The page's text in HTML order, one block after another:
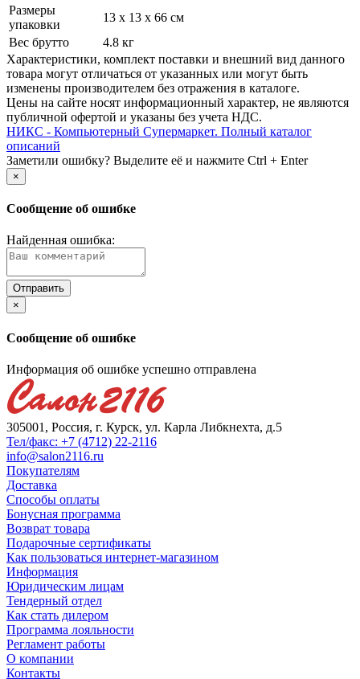
Размеры
упаковки
13 x 13 x 66 см
Вес брутто
4.8 кг
Xарактеристики, комплект поставки и внешний вид данного
товара могут отличаться от указанных или могут быть
изменены производителем без отражения в каталоге.
Цены на сайте носят информационный характер, не являются
публичной офертой и указаны без учета НДС.
НИКС - Компьютерный Cупермаркет. Полный каталог
описаний
Заметили ошибку? Выделите её и нажмите Ctrl + Enter
×
Сообщение об ошибке
Найденная ошибка:
×
Сообщение об ошибке
Информация об ошибке успешно отправлена
305001, Россия, г. Курск, ул. Карла Либкнехта, д.5
Тел/факс: +7 (4712) 22-2116
info@salon2116.ru
Покупателям
Доставка
Способы оплаты
Бонусная программа
Возврат товара
Подарочные сертификаты
Как пользоваться интернет-магазином
Информация
Юридическим лицам
Тендерный отдел
Как стать дилером
Программа лояльности
Регламент работы
О компании
Контакты